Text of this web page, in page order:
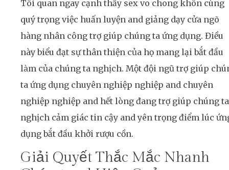
Tôi quan ngay cạnh thấy sex vo chong khôn cùng
quý trọng việc huấn luyện and giảng dạy cửa ngõ
hàng nhân công trợ giúp chúng ta ứng dụng. Điều
này biểu đạt sự thân thiện của họ mang lại bắt đầu
làm của chúng ta nghịch. Một đội ngũ trợ giúp
ta ứng dụng chuyên nghiệp nghiệp and chuyên
nghiệp nghiệp and hết lòng đang trợ giúp chúng ta
nghịch cảm giác tin cậy and yên trọng điểm lúc
dụng bắt đầu khởi rượu cồn.
Giải Quyết Thắc Mắc Nhanh